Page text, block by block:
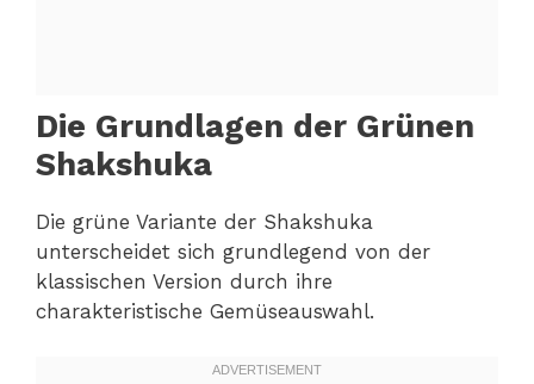
Die Grundlagen der Grünen
Shakshuka
Die grüne Variante der Shakshuka
unterscheidet sich grundlegend von der
klassischen Version durch ihre
charakteristische Gemüseauswahl.